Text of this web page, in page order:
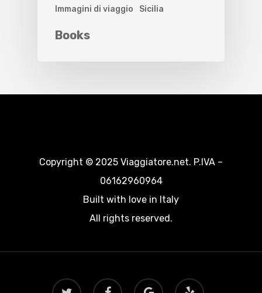
Immagini di viaggio Sicilia
Books
Copyright © 2025 Viaggiatore.net. P.IVA –
06162960964
Built with love in Italy
All rights reserved.
twitter facebook
google-
yelp